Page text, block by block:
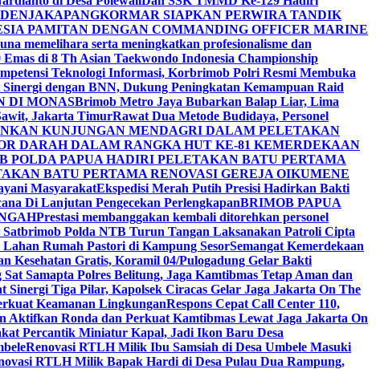
PANGKORMAR SIAPKAN PERWIRA TANDIK
PAMITAN DENGAN COMMANDING OFFICER MARINE
memelihara serta meningkatkan profesionalisme dan
di 8 Th Asian Taekwondo Indonesia Championship
Teknologi Informasi, Korbrimob Polri Resmi Membuka
dengan BNN, Dukung Peningkatan Kemampuan Raid
DI MONASBrimob Metro Jaya Bubarkan Balap Liar, Lima
Jakarta TimurRawat Dua Metode Budidaya, Personel
KUNJUNGAN MENDAGRI DALAM PELETAKAN
DARAH DALAM RANGKA HUT KE-81 KEMERDEKAAN
POLDA PAPUA HADIRI PELETAKAN BATU PERTAMA
BATU PERTAMA RENOVASI GEREJA OIKUMENE
MasyarakatEkspedisi Merah Putih Presisi Hadirkan Bakti
Di Lanjutan Pengecekan PerlengkapanBRIMOB PAPUA
Prestasi membanggakan kembali ditorehkan personel
Polda NTB Turun Tangan Laksanakan Patroli Cipta
Rumah Pastori di Kampung SesorSemangat Kemerdekaan
Kesehatan Gratis, Koramil 04/Pulogadung Gelar Bakti
Samapta Polres Belitung, Jaga Kamtibmas Tetap Aman dan
Sinergi Tiga Pilar, Kapolsek Ciracas Gelar Jaga Jakarta On The
Keamanan LingkunganRespons Cepat Call Center 110,
Aktifkan Ronda dan Perkuat Kamtibmas Lewat Jaga Jakarta On
Percantik Miniatur Kapal, Jadi Ikon Baru Desa
Renovasi RTLH Milik Ibu Samsiah di Desa Umbele Masuki
RTLH Milik Bapak Hardi di Desa Pulau Dua Rampung,